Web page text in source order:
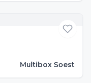
Multibox Soest